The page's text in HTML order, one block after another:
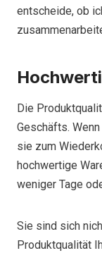
entscheide, ob
Die
Geschäfts.
sie zum
hochwertige
weniger Tage
Sie sind sich
Produktqualität